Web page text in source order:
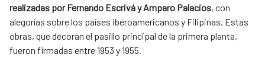
realizadas por Fernando Escrivá y Amparo Palacios, con
alegorías sobre los países iberoamericanos y Filipinas. Estas
obras, que decoran el pasillo principal de la primera planta,
fueron firmadas entre 1953 y 1955.